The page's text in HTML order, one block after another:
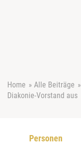
Home » Alle Beiträge »
Diakonie-Vorstand aus
Personen